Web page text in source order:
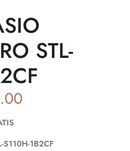
STL-
S110H-1B2CF